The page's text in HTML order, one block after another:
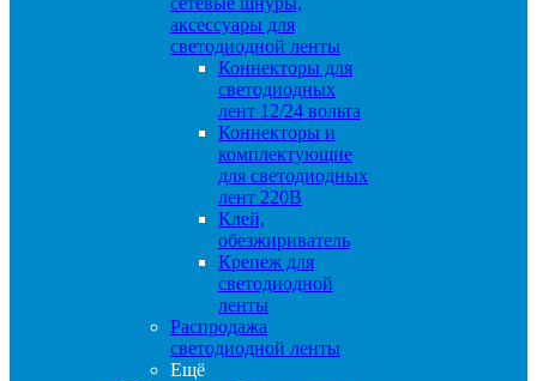
аксессуары для
светодиодной ленты
Коннекторы для
светодиодных
лент 12/24 вольта
Коннекторы и
комплектующие
для светодиодных
лент 220В
Клей,
обезжириватель
Крепеж для
светодиодной
ленты
Распродажа
светодиодной ленты
Ещё